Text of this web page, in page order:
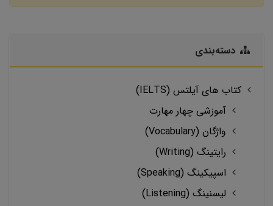
دسته‌بندی
کتاب های آیلتس (IELTS)
آموزشی چهار مهارت
واژگان (Vocabulary)
رایتینگ (Writing)
اسپیکینگ (Speaking)
لیسنینگ (Listening)